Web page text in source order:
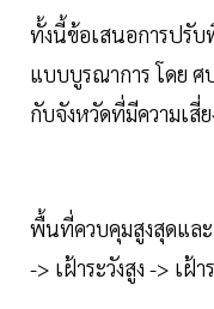
ทั้งนี้ข้อเสนอการปรับ
แบบบูรณาการ โดย
กับจังหวัดที่มีความเสี่
พื้นที่ควบคุมสูงสุดและ
-> เฝ้าระวังสูง -> เฝ้า